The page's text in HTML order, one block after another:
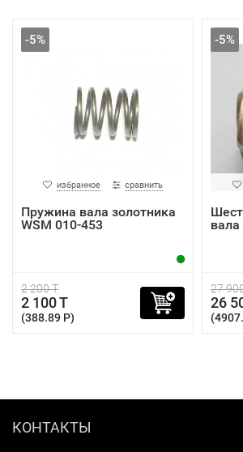
-5%
избранное сравнить
Пружина вала золотника
WSM 010-453
2 200 T
2 100 T
(388.89 P)
-5%
вала
27
26
КОНТАКТЫ